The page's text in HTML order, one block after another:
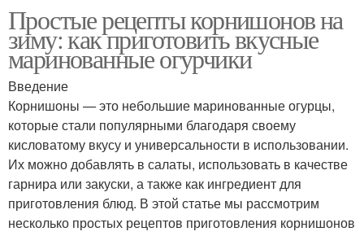
Простые рецепты корнишонов на
зиму: как приготовить вкусные
маринованные огурчики
Введение
Корнишоны — это небольшие маринованные огурцы,
которые стали популярными благодаря своему
кисловатому вкусу и универсальности в использовании.
Их можно добавлять в салаты, использовать в качестве
гарнира или закуски, а также как ингредиент для
приготовления блюд. В этой статье мы рассмотрим
несколько простых рецептов приготовления корнишонов